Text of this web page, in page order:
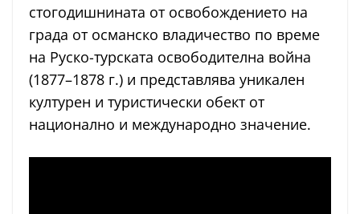
стогодишнината от освобождението на
града от османско владичество по време
на Руско-турската освободителна война
(1877–1878 г.) и представлява уникален
културен и туристически обект от
национално и международно значение.